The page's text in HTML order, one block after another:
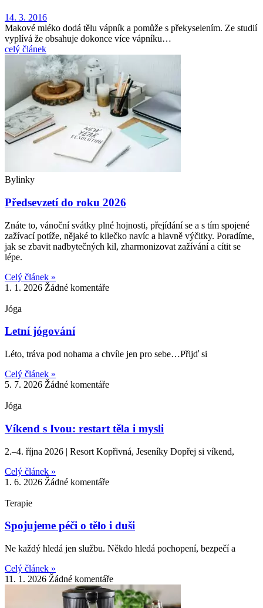
14. 3. 2016
Makové mléko dodá tělu vápník a pomůže s překyselením. Ze studií
vyplívá že obsahuje dokonce více vápníku…
celý článek
Bylinky
Předsevzetí do roku 2026
Znáte to, vánoční svátky plné hojnosti, přejídání se a s tím spojené
zažívací potíže, nějaké to kilečko navíc a hlavně výčitky. Poradíme,
jak se zbavit nadbytečných kil, zharmonizovat zažívání a cítit se
lépe.
Celý článek »
1. 1. 2026 Žádné komentáře
Jóga
Letní jógování
Léto, tráva pod nohama a chvíle jen pro sebe…Přijď si
Celý článek »
5. 7. 2026 Žádné komentáře
Jóga
Víkend s Ivou: restart těla i mysli
2.–4. října 2026 | Resort Kopřivná, Jeseníky Dopřej si víkend,
Celý článek »
1. 6. 2026 Žádné komentáře
Terapie
Spojujeme péči o tělo i duši
Ne každý hledá jen službu. Někdo hledá pochopení, bezpečí a
Celý článek »
11. 1. 2026 Žádné komentáře